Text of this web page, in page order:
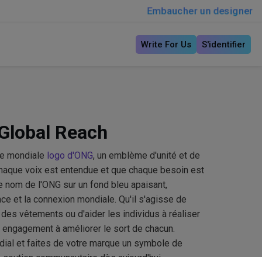
Embaucher un designer
Write For Us S'identifier
Reach
mondiale logo d'ONG, un emblème d'unité et de
voix est entendue et que chaque besoin est
de l'ONG sur un fond bleu apaisant,
et la connexion mondiale. Qu'il s'agisse de
vêtements ou d'aider les individus à réaliser
à améliorer le sort de chacun.
et faites de votre marque un symbole de